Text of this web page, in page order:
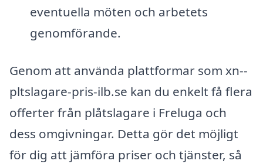
eventuella möten och arbetets
genomförande.
Genom att använda plattformar som xn--
pltslagare-pris-ilb.se kan du enkelt få flera
offerter från plåtslagare i Freluga och
dess omgivningar. Detta gör det möjligt
för dig att jämföra priser och tjänster, så